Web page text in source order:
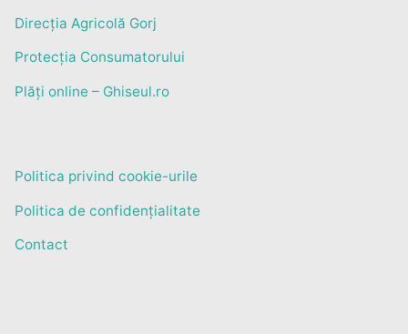
Direcția Agricolă Gorj
Protecția Consumatorului
Plăți online – Ghiseul.ro
Politica privind cookie-urile
Politica de confidențialitate
Contact